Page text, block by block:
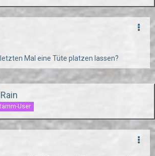
Mal eine Tüte platzen lassen?
User